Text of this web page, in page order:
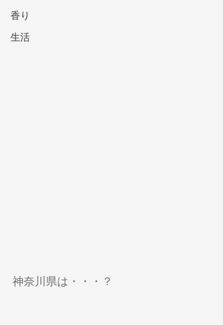
香り
生活
神奈川県は・・・？